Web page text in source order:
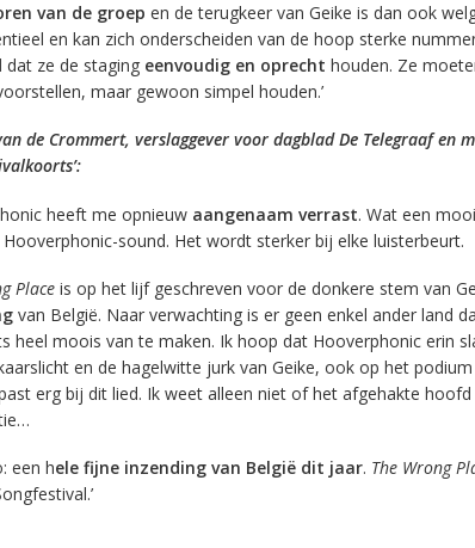
van de groep en de terugkeer van Geike is dan ook
en kan zich onderscheiden van de hoop sterke
dat ze de staging eenvoudig en oprecht houden. Ze
maar gewoon simpel houden.’
de Crommert, verslaggever voor dagblad De Telegraaf en
heeft me opnieuw aangenaam verrast. Wat een
Hooverphonic-sound. Het wordt sterker bij elke luisterbeurt.
Placeis op het lijf geschreven voor de donkere stem van
van België. Naar verwachting is er geen enkel ander land
heel moois van te maken. Ik hoop dat Hooverphonic erin
en de hagelwitte jurk van Geike, ook op het
erg bij dit lied. Ik weet alleen niet of het afgehakte
een hele fijne inzending van België dit jaar. The Wrong